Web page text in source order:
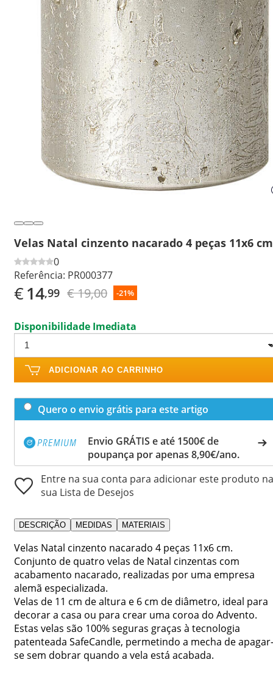
Velas Natal cinzento nacarado 4 peças 11x6 cm
0
Referência: PR000377
€14,99 € 19,00 -21%
Disponibilidade Imediata
ADICIONAR AO CARRINHO
Quero o envio grátis para este artigo
Envio GRÁTIS e até 1500€ de
poupança por apenas 8,90€/ano.
Entre na sua conta para adicionar este produto na
sua Lista de Desejos
DESCRIÇÃO MEDIDAS MATERIAIS
Velas Natal cinzento nacarado 4 peças 11x6 cm.
Conjunto de quatro velas de Natal cinzentas com
acabamento nacarado, realizadas por uma empresa
alemã especializada.
Velas de 11 cm de altura e 6 cm de diâmetro, ideal para
decorar a casa ou para crear uma coroa do Advento.
Estas velas são 100% seguras graças à tecnologia
patenteada SafeCandle, permetindo a mecha de apagar-
se sem dobrar quando a vela está acabada.